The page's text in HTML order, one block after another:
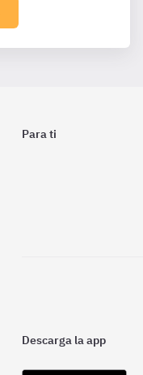
Para ti
Descarga la app